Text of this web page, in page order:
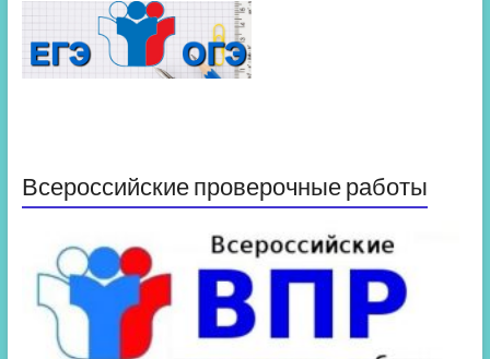
Всероссийские проверочные работы